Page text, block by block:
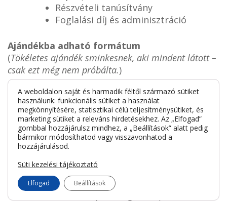
Részvételi tanúsítvány
Foglalási díj és adminisztráció
Ajándékba adható formátum
(Tökéletes ajándék sminkesnek, aki mindent látott –
csak ezt még nem próbálta.)
Díszcsomagolt, vagy digitális
ajándékutalvány
Személyre szabható névvel és üzenettel
6 hónapig beváltható
Gyakori kérdések (GYIK)
A weboldalon saját és harmadik féltől származó sütiket
használunk: funkcionális sütiket a használat
megkönnyítésére, statisztikai célú teljesítménysütiket, és
marketing sütiket a releváns hirdetésekhez. Az „Elfogad”
gombbal hozzájárulsz mindhez, a „Beállítások” alatt pedig
bármikor módosíthatod vagy visszavonhatod a
hozzájárulásod.
Süti kezelési tájékoztató
Elfogad Beállítások